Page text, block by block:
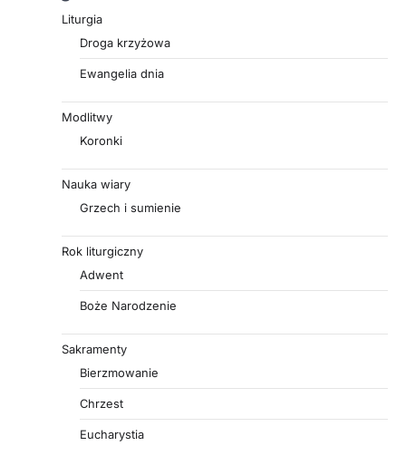
Liturgia
Droga krzyżowa
Ewangelia dnia
Modlitwy
Koronki
Nauka wiary
Grzech i sumienie
Rok liturgiczny
Adwent
Boże Narodzenie
Sakramenty
Bierzmowanie
Chrzest
Eucharystia